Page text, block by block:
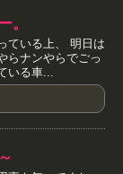
。
ている上、 明日は
らナンやらでごっ
いる車...